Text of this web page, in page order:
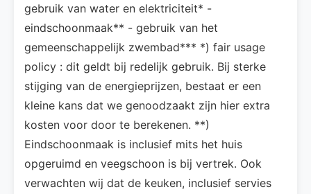
gebruik van water en elektriciteit* -
eindschoonmaak** - gebruik van het
gemeenschappelijk zwembad*** *) fair usage
policy : dit geldt bij redelijk gebruik. Bij sterke
stijging van de energieprijzen, bestaat er een
kleine kans dat we genoodzaakt zijn hier extra
kosten voor door te berekenen. **)
Eindschoonmaak is inclusief mits het huis
opgeruimd en veegschoon is bij vertrek. Ook
verwachten wij dat de keuken, inclusief servies